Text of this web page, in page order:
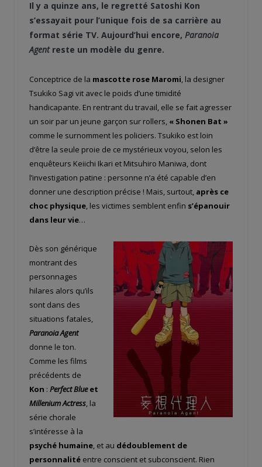
Il y a quinze ans, le regretté Satoshi Kon
s’essayait pour l’unique fois de sa carrière au
format série TV. Aujourd’hui encore, Paranoia
Agentreste un modèle du genre.
Conceptrice de la mascotte rose Maromi, la designer
Tsukiko Sagi vit avec le poids d’une timidité
handicapante. En rentrant du travail, elle se fait agresser
un soir par un jeune garçon sur rollers, « Shonen Bat »
comme le surnomment les policiers. Tsukiko est loin
d’être la seule proie de ce mystérieux voyou, selon les
enquêteurs Keiichi Ikari et Mitsuhiro Maniwa, dont
l’investigation patine : personne n’a été capable d’en
donner une description précise ! Mais, surtout, après ce
choc physique, les victimes semblent enfin s’épanouir
dans leur vie…
Dès son générique
montrant des
personnages
hilares alors qu’ils
sont dans des
situations fatales,
Paranoia Agent
donne le ton.
Comme les films
précédents de
Kon : Perfect Blueet
Millenium Actress , la
série chorale
s’intéresse à la
psyché humaine , et au dédoublement de
personnalité entre conscient et subconscient. Rien